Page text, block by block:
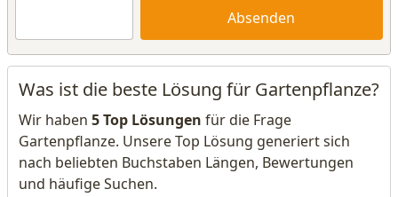
Absenden
Was ist die beste Lösung für Gartenpflanze?
Wir haben 5 Top Lösungen für die Frage
Gartenpflanze. Unsere Top Lösung generiert sich
nach beliebten Buchstaben Längen, Bewertungen
und häufige Suchen.